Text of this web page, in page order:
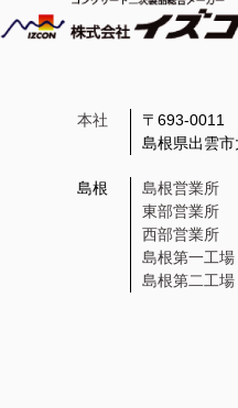
本社
〒693-0011
島根県出雲
島根
島根営業所
東部営業所
西部営業所
島根第一工場
島根第二工場